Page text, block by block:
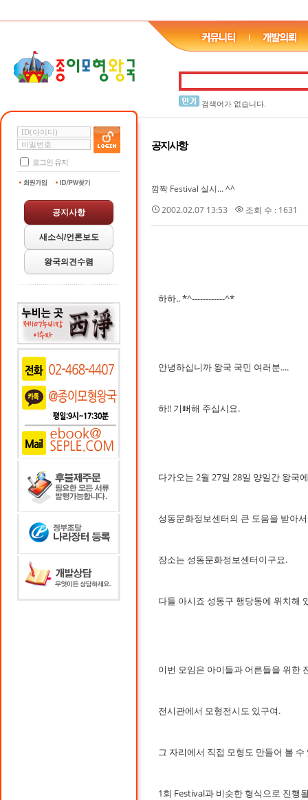
검색어가 없습니다.
로그인 유지
공지사항
새소식/언론보도
왕국의견수렴
공지사항
깜짝 Festival 실시... ^^
2002.02.07 13:53
조회 수 : 1631
하하.. *^------------^*
안녕하십니까 왕국 국민 여러분....
하!! 기뻐해 주십시요.
다가오는 2월 27일 28일 양일간 왕국
성동문화정보센터의 큰 도움을 받아
장소는 성동문화정보센터이구요.
다들 아시죠 성동구 행당동에 위치해
이번 모임은 아이들과 어른들을 위한
전시관에서 모형전시도 있구여.
그 자리에서 직접 모형도 만들어 볼
1회 Festival과 비슷한 형식으로 진행